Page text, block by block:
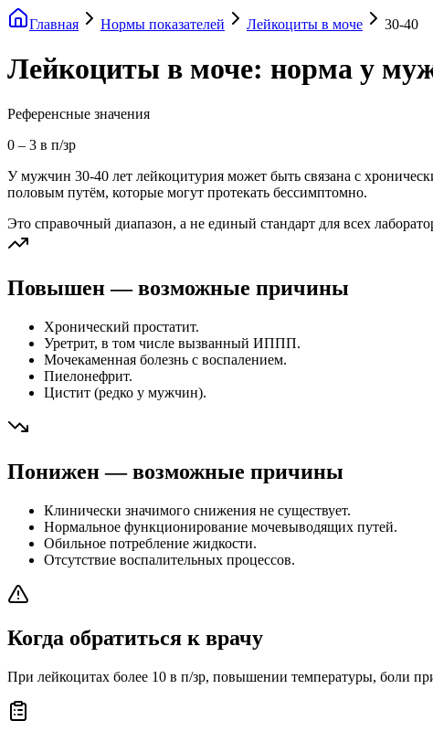
Главная Нормы показателей Лейкоциты в моче 30-40
Лейкоциты в моче: норма у
Референсные значения
0 – 3 в п/зр
У мужчин 30-40 лет лейкоцитурия может быть связана с
половым путём, которые могут протекать бессимптомно.
Это справочный диапазон, а не единый стандарт для всех
Повышен — возможные причины
Хронический простатит.
Уретрит, в том числе вызванный ИППП.
Мочекаменная болезнь с воспалением.
Пиелонефрит.
Цистит (редко у мужчин).
Понижен — возможные причины
Клинически значимого снижения не существует.
Нормальное функционирование мочевыводящих путей.
Обильное потребление жидкости.
Отсутствие воспалительных процессов.
Когда обратиться к врачу
При лейкоцитах более 10 в п/зр, повышении температуры, боли